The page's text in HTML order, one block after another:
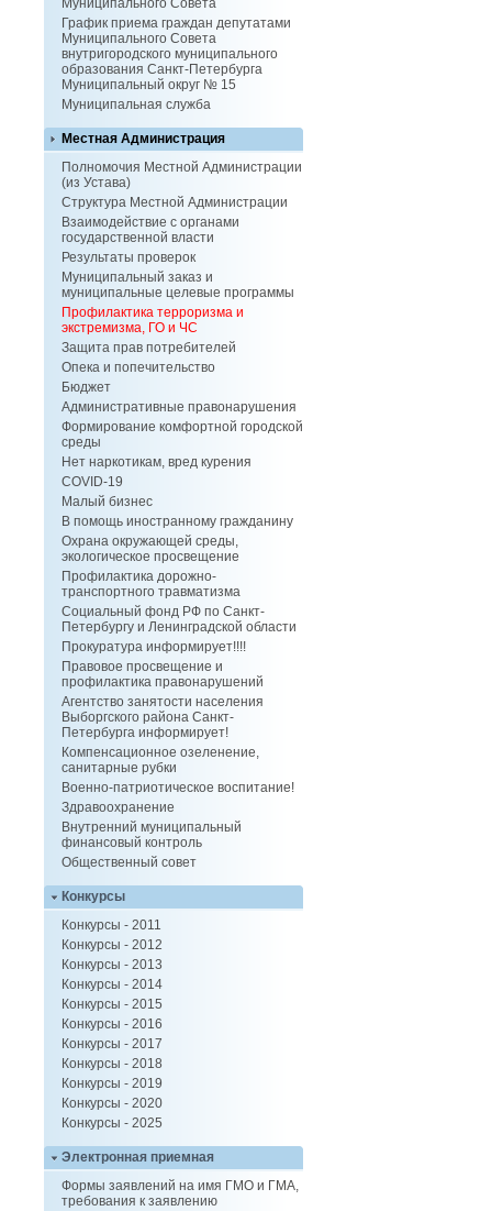
Муниципального Совета
График приема граждан депутатами
Муниципального Совета
внутригородского муниципального
образования Санкт-Петербурга
Муниципальный округ № 15
Муниципальная служба
Местная Администрация
Полномочия Местной Администрации
(из Устава)
Структура Местной Администрации
Взаимодействие с органами
государственной власти
Результаты проверок
Муниципальный заказ и
муниципальные целевые программы
Профилактика терроризма и
экстремизма, ГО и ЧС
Защита прав потребителей
Опека и попечительство
Бюджет
Административные правонарушения
Формирование комфортной городской
среды
Нет наркотикам, вред курения
COVID-19
Малый бизнес
В помощь иностранному гражданину
Охрана окружающей среды,
экологическое просвещение
Профилактика дорожно-
транспортного травматизма
Социальный фонд РФ по Санкт-
Петербургу и Ленинградской области
Прокуратура информирует!!!!
Правовое просвещение и
профилактика правонарушений
Агентство занятости населения
Выборгского района Санкт-
Петербурга информирует!
Компенсационное озеленение,
санитарные рубки
Военно-патриотическое воспитание!
Здравоохранение
Внутренний муниципальный
финансовый контроль
Общественный совет
Конкурсы
Конкурсы - 2011
Конкурсы - 2012
Конкурсы - 2013
Конкурсы - 2014
Конкурсы - 2015
Конкурсы - 2016
Конкурсы - 2017
Конкурсы - 2018
Конкурсы - 2019
Конкурсы - 2020
Конкурсы - 2025
Электронная приемная
Формы заявлений на имя ГМО и ГМА,
требования к заявлению